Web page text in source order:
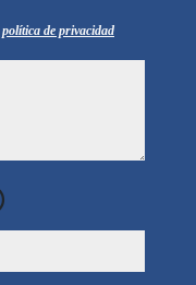
política de privacidad